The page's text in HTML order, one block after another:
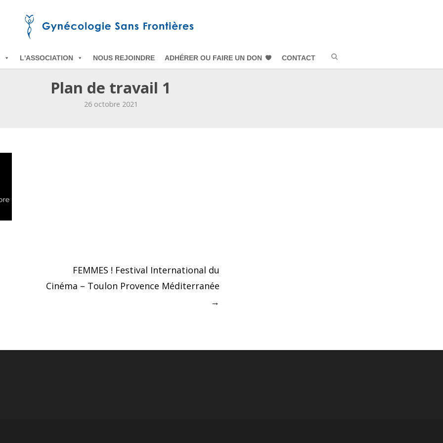
L'ASSOCIATION NOUS REJOINDRE ADHÉRER OU FAIRE UN DON CONTACT
Plan de travail 1
26 octobre 2021
FEMMES ! Festival International du
Cinéma – Toulon Provence Méditerranée
→